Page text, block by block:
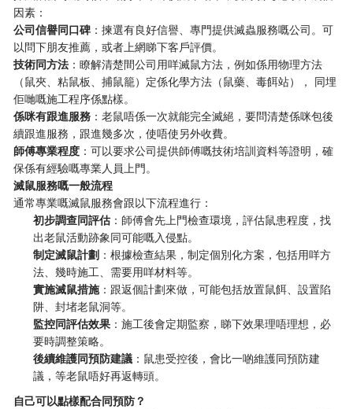
因素：
公司信譽同口碑 ：揀選有良好信譽、專門提供滅蟲服務嘅公司。可
以問下朋友推薦，或者上網睇下客戶評價。
技術同方法 ：瞭解清楚間公司用咩滅鼠方法，例如係用物理方法
（鼠夾、粘鼠板、捕鼠籠）定係化學方法（鼠藥、毒餌站）， 同埋
佢哋嘅施工程序係點樣。
係咪有跟進服務 ：老鼠唔係一次就能完全滅絕，要問清楚係咪包後
續跟進服務，跟進幾多次，使唔使另外收費。
師傅專業程度 ：可以要求公司提供師傅嘅技術培訓資料等證明，確
保係有經驗嘅專業人員上門。
滅鼠服務嘅一般流程
通常專業嘅滅鼠服務會跟以下流程進行：
初步調查同評估 ：師傅會先上門檢查環境，評估鼠患程度，找
出老鼠活動跡象同可能嘅入侵點。
制定滅鼠計劃 ：根據檢查結果，制定個別化方案，包括用咩方
法、幾時施工、需要用咩材料等。
實施滅鼠措施：跟返個計劃來做，可能包括放置鼠餌、設置陷
阱、封堵老鼠洞等。
監控同評估效果 ：施工後會定期監察，睇下效果理唔理想，必
要時調整策略。
後續維護同預防建議 ：鼠患受控後，會比一啲維護同預防建
議，等老鼠唔好再返轉頭。
自己可以點樣配合同預防？